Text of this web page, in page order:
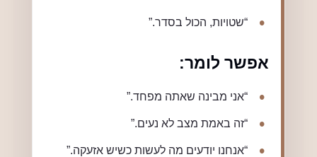
“שטויות, הכול בסדר.”
אפשר לומר:
“אני מבינה שאתה מפחד.”
“זה באמת מצב לא נעים.”
“אנחנו יודעים מה לעשות כשיש אזעקה.”